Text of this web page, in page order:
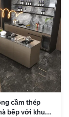
cầm thép
bếp với khu